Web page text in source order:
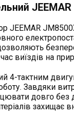
JEEMAR
виїздів на
4-тактним
Завдяки
довго без
захищає